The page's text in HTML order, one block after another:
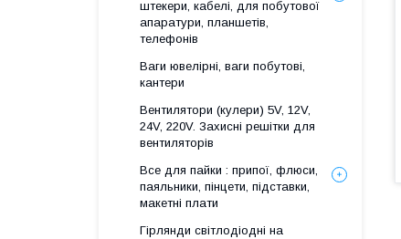
штекери, кабелі, для побутової
апаратури, планшетів,
телефонів
Ваги ювелірні, ваги побутові,
кантери
Вентилятори (кулери) 5V, 12V,
24V, 220V. Захисні решітки для
вентиляторів
Все для пайки : припої, флюси,
паяльники, пінцети, підставки,
макетні плати
Гірлянди світлодіодні на